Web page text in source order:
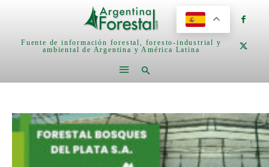
Fuente de información forestal, foresto-industrial y
ambiental de Argentina y América Latina